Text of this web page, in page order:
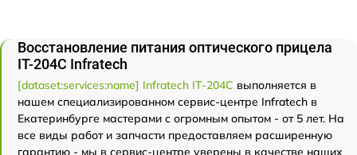
Восстановление питания оптического прицела
IT-204C Infratech
[dataset:services:name] Infratech IT-204C выполняется в
нашем специализированном сервис-центре Infratech в
Екатеринбурге мастерами с огромным опытом - от 5 лет. На
все виды работ и запчасти предоставляем расширенную
гарантию - мы в сервис-центре уверены в качестве наших